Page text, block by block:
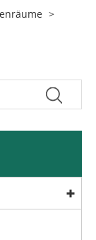
>